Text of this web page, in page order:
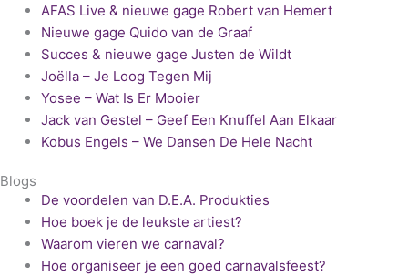
AFAS Live & nieuwe gage Robert van Hemert
Nieuwe gage Quido van de Graaf
Succes & nieuwe gage Justen de Wildt
Joëlla – Je Loog Tegen Mij
Yosee – Wat Is Er Mooier
Jack van Gestel – Geef Een Knuffel Aan Elkaar
Kobus Engels – We Dansen De Hele Nacht
Blogs
De voordelen van D.E.A. Produkties
Hoe boek je de leukste artiest?
Waarom vieren we carnaval?
Hoe organiseer je een goed carnavalsfeest?